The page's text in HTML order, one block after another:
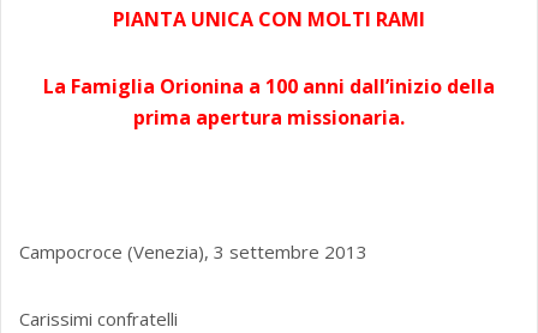
PIANTA UNICA CON MOLTI RAMI
La Famiglia Orionina a 100 anni dall’inizio della
prima apertura missionaria.
Campocroce (Venezia), 3 settembre 2013
Carissimi confratelli